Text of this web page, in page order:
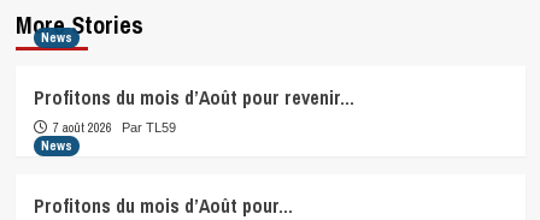
More Stories
News
Profitons du mois d’Août pour revenir…
7 août 2026 Par TL59
News
Profitons du mois d’Août pour…